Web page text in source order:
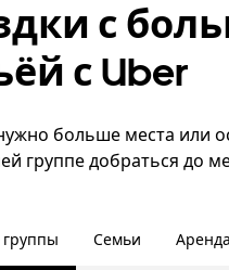
с
с Uber
больше места или
группе добраться до
Семьи